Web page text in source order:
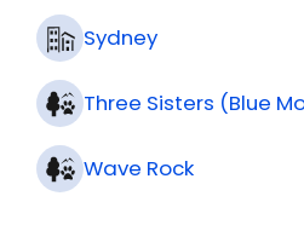
Sydney
Three Sisters (Blue
Wave Rock